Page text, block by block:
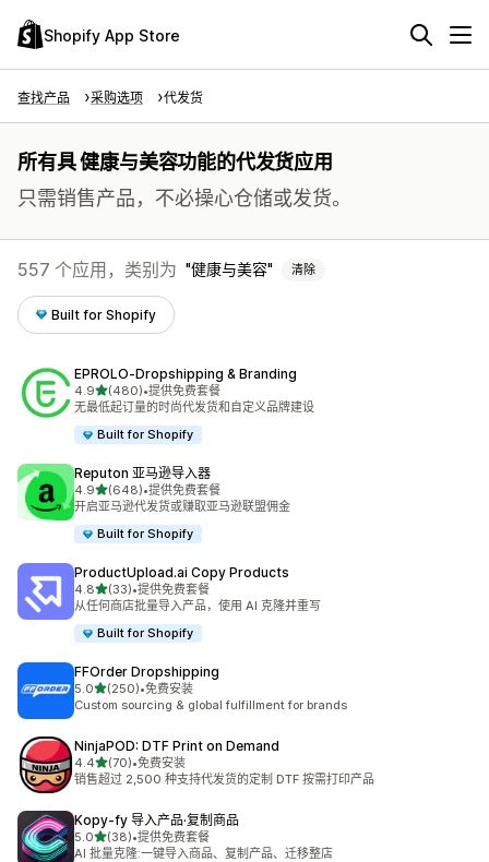
Shopify App Store
查找产品 采购选项 代发货
所有具 健康与美容功能的代发货应用
只需销售产品，不必操心仓储或发货。
557 个应用，类别为 健康与美容 清除
Built for Shopify
EPROLO‑Dropshipping & Branding
4.9星（满分 5 星）
(480)
总共 480 条评论
•提供免费套餐
无最低起订量的时尚代发货和自定义品牌建设
Built for Shopify
Reputon 亚马逊导入器
4.9星（满分 5 星）
(648)
总共 648 条评论
•提供免费套餐
开启亚马逊代发货或赚取亚马逊联盟佣金
Built for Shopify
ProductUpload.ai Copy Products
4.8星（满分 5 星）
(33)
总共 33 条评论
•提供免费套餐
从任何商店批量导入产品，使用 AI 克隆并重写
Built for Shopify
FFOrder Dropshipping
5.0星（满分 5 星）
(250)
总共 250 条评论
•免费安装
Custom sourcing & global fulfillment for brands
NinjaPOD: DTF Print on Demand
4.4星（满分 5 星）
(70)
总共 70 条评论
•免费安装
销售超过 2,500 种支持代发货的定制 DTF 按需打印产品
Kopy‑fy 导入产品·复制商品
5.0星（满分 5 星）
(38)
总共 38 条评论
•提供免费套餐
AI 批量克隆:一键导入商品、复制产品、迁移整店